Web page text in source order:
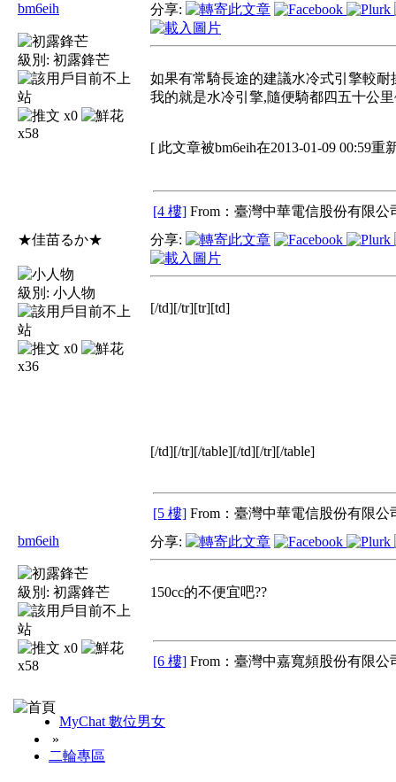
bm6eih
級別: 初露鋒芒
x0
x58
分享:
如果有常騎長途的建議水冷式引擎較耐
我的就是水冷引擎,隨便騎都四五十公
[ 此文章被bm6eih在2013-01-09 00:59重
[4 樓] From：臺灣中華電信股份有限公
★佳苗るか★
級別: 小人物
x0
x36
分享:
[/td][/tr][tr][td]
[/td][/tr][/table][/td][/tr][/table]
[5 樓] From：臺灣中華電信股份有限公
bm6eih
級別: 初露鋒芒
x0
x58
分享:
150cc的不便宜吧??
[6 樓] From：臺灣中嘉寬頻股份有限公
MyChat 數位男女
»
二輪專區